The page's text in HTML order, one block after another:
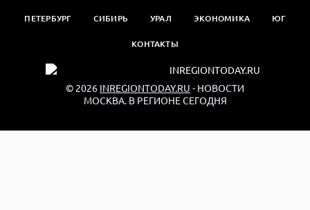
ПЕТЕРБУРГ СИБИРЬ УРАЛ ЭКОНОМИКА ЮГ
КОНТАКТЫ
© 2026 INREGIONTODAY.RU - НОВОСТИ
МОСКВА. В РЕГИОНЕ СЕГОДНЯ